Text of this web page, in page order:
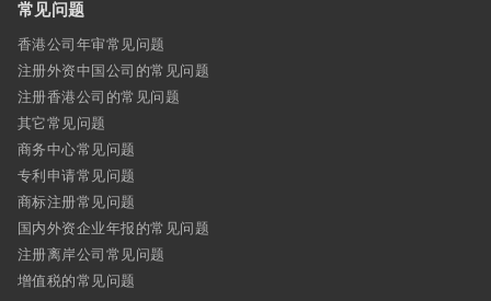
常见问题
香港公司年审常见问题
注册外资中国公司的常见问题
注册香港公司的常见问题
其它常见问题
商务中心常见问题
专利申请常见问题
商标注册常见问题
国内外资企业年报的常见问题
注册离岸公司常见问题
增值税的常见问题